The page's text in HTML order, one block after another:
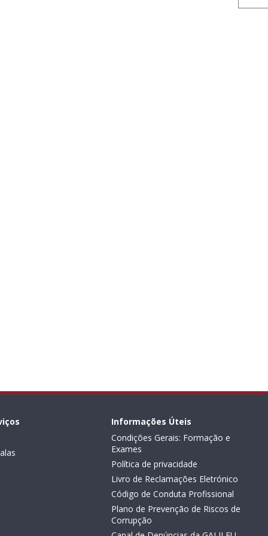
Informações Úteis
Condições Gerais: Formação e
Exames
Política de privacidade
Livro de Reclamações Eletrónico
Código de Conduta Profissional
Plano de Prevenção de Riscos de
Corrupção